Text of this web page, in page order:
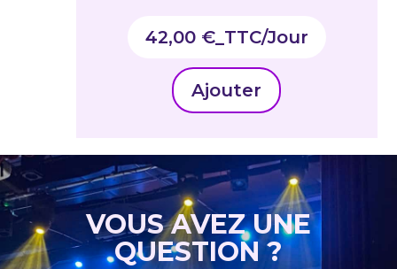
42,00 €_TTC
Ajouter
VOUS AVEZ UNE
QUESTION ?